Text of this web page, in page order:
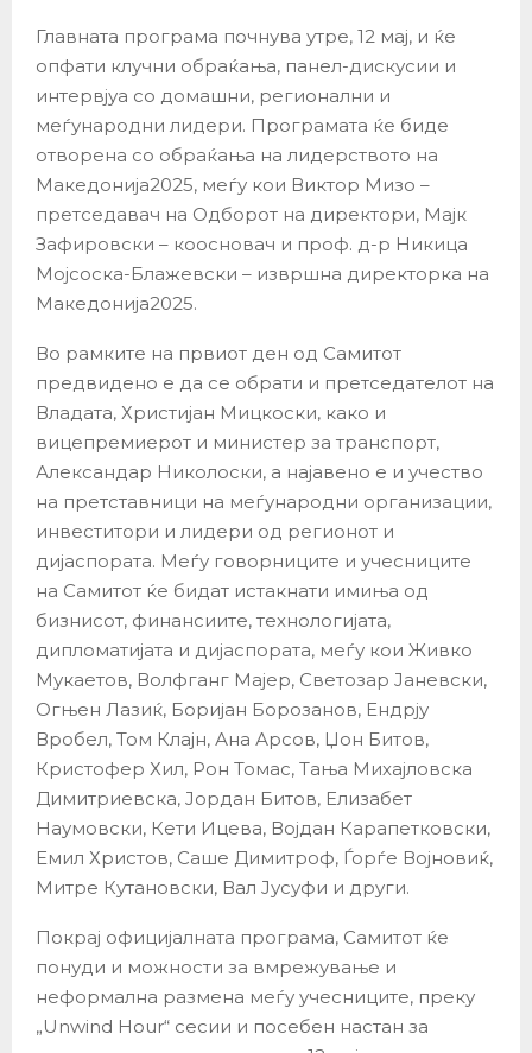
Главната програма почнува утре, 12 мај, и ќе
опфати клучни обраќања, панел-дискусии и
интервјуа со домашни, регионални и
меѓународни лидери. Програмата ќе биде
отворена со обраќања на лидерството на
Македонија2025, меѓу кои Виктор Мизо –
претседавач на Одборот на директори, Мајк
Зафировски – коосновач и проф. д-р Никица
Мојсоска-Блажевски – извршна директорка на
Македонија2025.
Во рамките на првиот ден од Самитот
предвидено е да се обрати и претседателот на
Владата, Христијан Мицкоски, како и
вицепремиерот и министер за транспорт,
Александар Николоски, а најавено е и учество
на претставници на меѓународни организации,
инвеститори и лидери од регионот и
дијаспората. Меѓу говорниците и учесниците
на Самитот ќе бидат истакнати имиња од
бизнисот, финансиите, технологијата,
дипломатијата и дијаспората, меѓу кои Живко
Мукаетов, Волфганг Мајер, Светозар Јаневски,
Огњен Лазиќ, Боријан Борозанов, Ендрју
Вробел, Том Клајн, Ана Арсов, Џон Битов,
Кристофер Хил, Рон Томас, Тања Михајловска
Димитриевска, Јордан Битов, Елизабет
Наумовски, Кети Ицева, Војдан Карапетковски,
Емил Христов, Саше Димитроф, Ѓорѓе Војновиќ,
Митре Кутановски, Вал Јусуфи и други.
Покрај официјалната програма, Самитот ќе
понуди и можности за вмрежување и
неформална размена меѓу учесниците, преку
„Unwind Hour“ сесии и посебен настан за